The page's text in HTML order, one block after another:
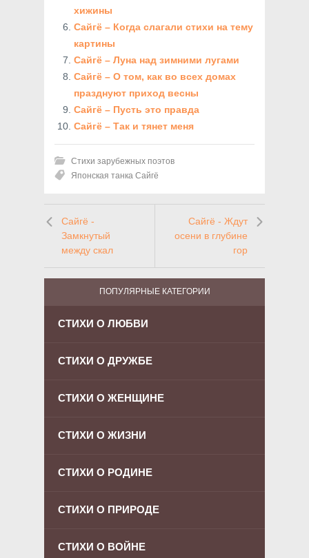
хижины
Сайгё – Когда слагали стихи на тему
картины
Сайгё – Луна над зимними лугами
Сайгё – О том, как во всех домах
празднуют приход весны
Сайгё – Пусть это правда
Сайгё – Так и тянет меня
Стихи зарубежных поэтов
Японская танка Сайгё
Сайгё -
Замкнутый
между скал
Сайгё - Ждут
осени в глубине
гор
ПОПУЛЯРНЫЕ КАТЕГОРИИ
СТИХИ О ЛЮБВИ
СТИХИ О ДРУЖБЕ
СТИХИ О ЖЕНЩИНЕ
СТИХИ О ЖИЗНИ
СТИХИ О РОДИНЕ
СТИХИ О ПРИРОДЕ
СТИХИ О ВОЙНЕ